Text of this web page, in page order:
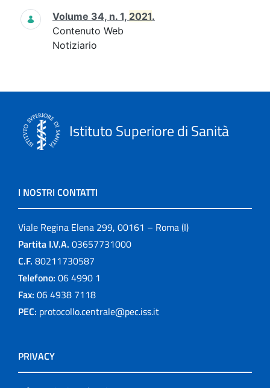
Volume 34, n. 1, 2021.
Contenuto Web
Notiziario
Istituto Superiore di Sanità
I NOSTRI CONTATTI
Viale Regina Elena 299, 00161 – Roma (I)
Partita I.V.A. 03657731000
C.F. 80211730587
Telefono: 06 4990 1
Fax: 06 4938 7118
PEC: protocollo.centrale@pec.iss.it
PRIVACY